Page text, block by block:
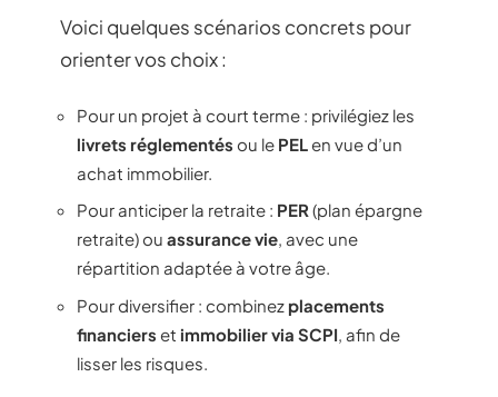
Voici quelques scénarios concrets pour
orienter vos choix :
Pour un projet à court terme : privilégiez les
livrets réglementés ou le PEL en vue d’un
achat immobilier.
Pour anticiper la retraite : PER (plan épargne
retraite) ou assurance vie, avec une
répartition adaptée à votre âge.
Pour diversifier : combinez placements
financiers et immobilier via SCPI , afin de
lisser les risques.